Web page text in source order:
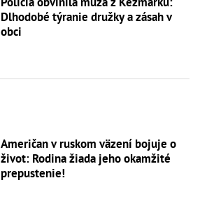
Dlhodobé týranie družky a zásah v
obci
Američan v ruskom väzení bojuje o
život: Rodina žiada jeho okamžité
prepustenie!